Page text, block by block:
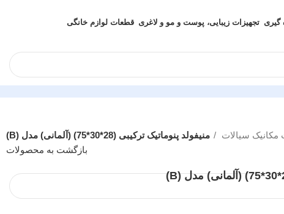
گیری تجهیزات زیبایی، پوست و مو و لاغری قطعات لوازم خانگی
مکانیک سیالات
منیفولد پنوماتیک ترکیبی (28*30*75) (آلمانی) مدل (B)
بازگشت به محصولات